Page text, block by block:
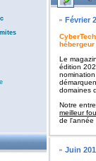
Février
Le
édition
domaines
Notre
meilleur
de l'année
Juin